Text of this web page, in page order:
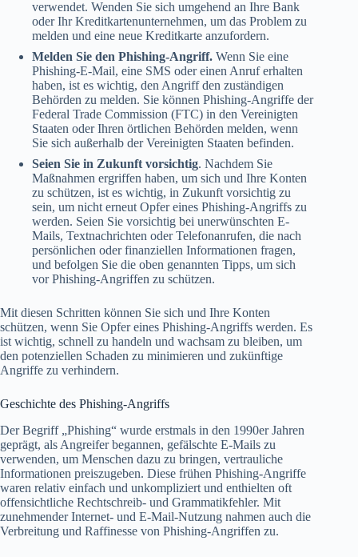
verwendet. Wenden Sie sich umgehend an Ihre Bank
oder Ihr Kreditkartenunternehmen, um das Problem zu
melden und eine neue Kreditkarte anzufordern.
Melden Sie den Phishing-Angriff. Wenn Sie eine
Phishing-E-Mail, eine SMS oder einen Anruf erhalten
haben, ist es wichtig, den Angriff den zuständigen
Behörden zu melden. Sie können Phishing-Angriffe der
Federal Trade Commission (FTC) in den Vereinigten
Staaten oder Ihren örtlichen Behörden melden, wenn
Sie sich außerhalb der Vereinigten Staaten befinden.
Seien Sie in Zukunft vorsichtig. Nachdem Sie
Maßnahmen ergriffen haben, um sich und Ihre Konten
zu schützen, ist es wichtig, in Zukunft vorsichtig zu
sein, um nicht erneut Opfer eines Phishing-Angriffs zu
werden. Seien Sie vorsichtig bei unerwünschten E-
Mails, Textnachrichten oder Telefonanrufen, die nach
persönlichen oder finanziellen Informationen fragen,
und befolgen Sie die oben genannten Tipps, um sich
vor Phishing-Angriffen zu schützen.
Mit diesen Schritten können Sie sich und Ihre Konten
schützen, wenn Sie Opfer eines Phishing-Angriffs werden. Es
ist wichtig, schnell zu handeln und wachsam zu bleiben, um
den potenziellen Schaden zu minimieren und zukünftige
Angriffe zu verhindern.
Geschichte des Phishing-Angriffs
Der Begriff „Phishing“ wurde erstmals in den 1990er Jahren
geprägt, als Angreifer begannen, gefälschte E-Mails zu
verwenden, um Menschen dazu zu bringen, vertrauliche
Informationen preiszugeben. Diese frühen Phishing-Angriffe
waren relativ einfach und unkompliziert und enthielten oft
offensichtliche Rechtschreib- und Grammatikfehler. Mit
zunehmender Internet- und E-Mail-Nutzung nahmen auch die
Verbreitung und Raffinesse von Phishing-Angriffen zu.